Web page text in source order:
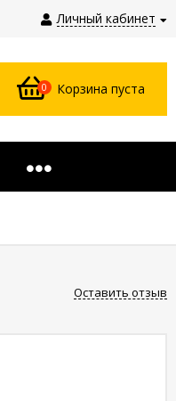
Личный кабинет
0 Корзина пуста
Оставить отзыв